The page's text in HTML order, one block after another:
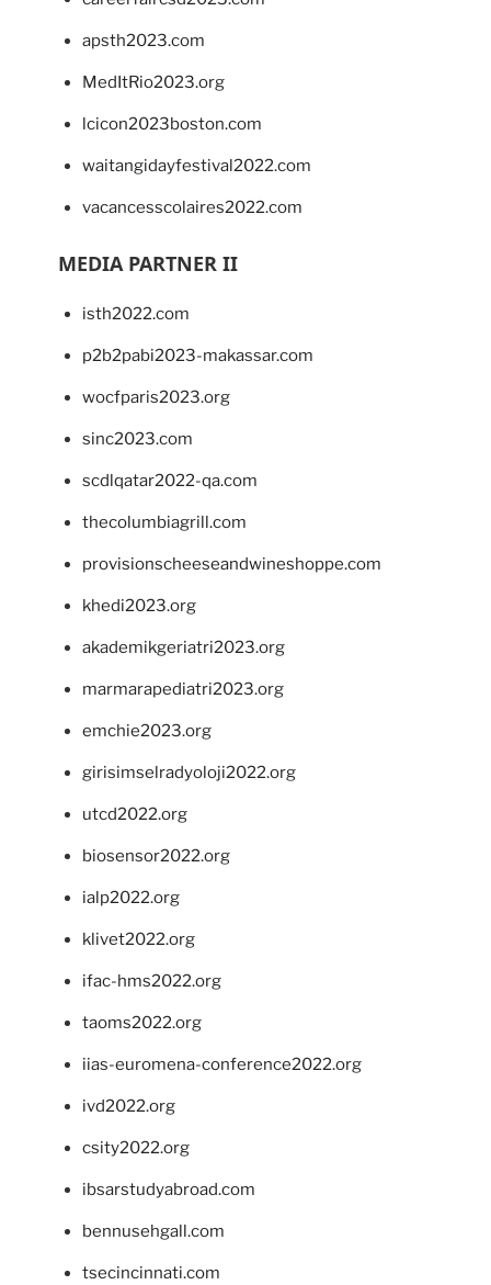
apsth2023.com
MedItRio2023.org
lcicon2023boston.com
waitangidayfestival2022.com
vacancesscolaires2022.com
MEDIA PARTNER II
isth2022.com
p2b2pabi2023-makassar.com
wocfparis2023.org
sinc2023.com
scdlqatar2022-qa.com
thecolumbiagrill.com
provisionscheeseandwineshoppe.com
khedi2023.org
akademikgeriatri2023.org
marmarapediatri2023.org
emchie2023.org
girisimselradyoloji2022.org
utcd2022.org
biosensor2022.org
ialp2022.org
klivet2022.org
ifac-hms2022.org
taoms2022.org
iias-euromena-conference2022.org
ivd2022.org
csity2022.org
ibsarstudyabroad.com
bennusehgall.com
tsecincinnati.com